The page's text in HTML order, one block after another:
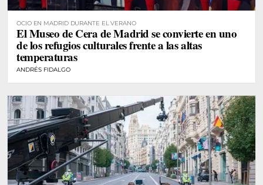
OCIO EN MADRID DURANTE EL VERANO
El Museo de Cera de Madrid se convierte en uno
de los refugios culturales frente a las altas
temperaturas
ANDRÉS FIDALGO